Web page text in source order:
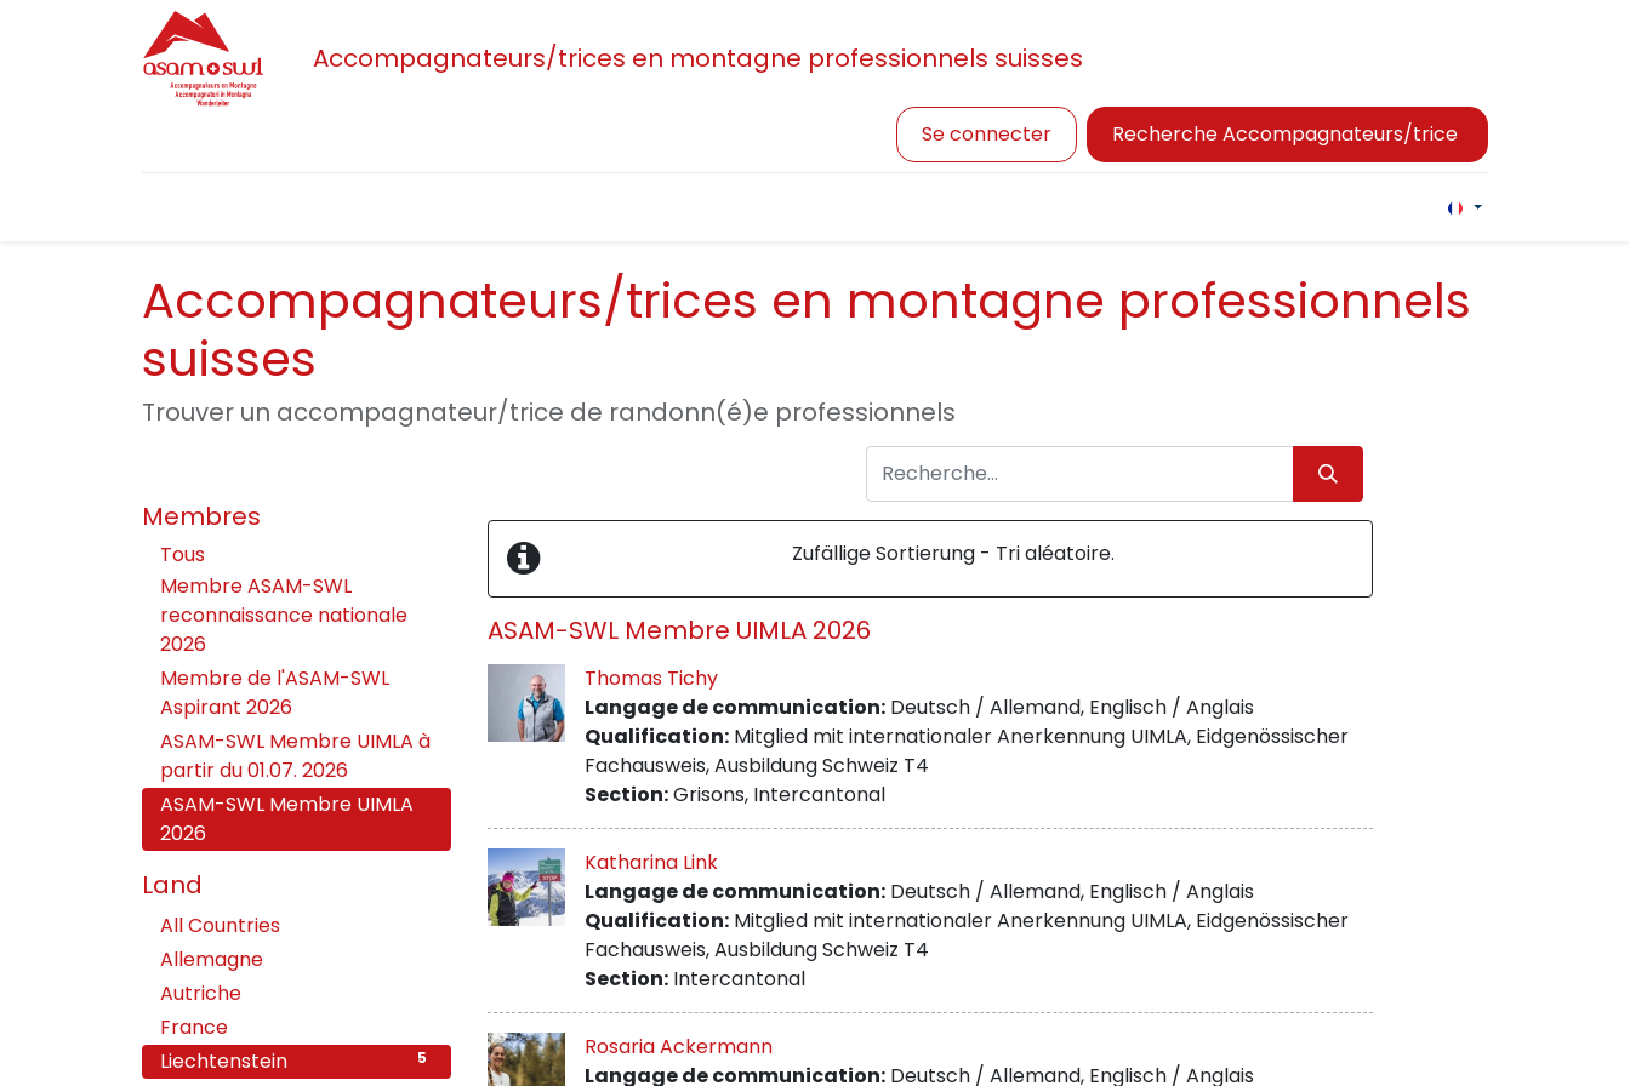
Accompagnateurs/trices en montagne professionnels suisses
Se connecter Recherche Accompagnateurs/trice
Présence de la
Accompagnateurs/trices en montagne professionnels
suisses
Trouver un accompagnateur/trice de randonn(é)e professionnels
Membres
Tous
Membre ASAM-SWL
reconnaissance nationale
2026
Membre de l'ASAM-SWL
Aspirant 2026
ASAM-SWL Membre UIMLA à
partir du 01.07. 2026
ASAM-SWL Membre UIMLA
2026
Land
All Countries
Allemagne
Autriche
France
Liechtenstein 5
Zufällige Sortierung - Tri aléatoire.
ASAM-SWL Membre UIMLA 2026
Thomas Tichy
Langage de communication: Deutsch / Allemand, Englisch / Anglais
Qualification: Mitglied mit internationaler Anerkennung UIMLA, Eidgenössischer
Fachausweis, Ausbildung Schweiz T4
Section:Grisons, Intercantonal
Katharina Link
Langage de communication: Deutsch / Allemand, Englisch / Anglais
Qualification: Mitglied mit internationaler Anerkennung UIMLA, Eidgenössischer
Fachausweis, Ausbildung Schweiz T4
Section: Intercantonal
Rosaria Ackermann
Langage de communication: Deutsch / Allemand, Englisch / Anglais